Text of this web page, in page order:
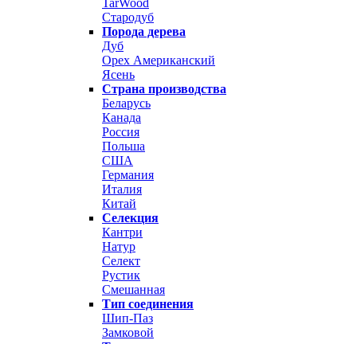
TarWood
Стародуб
Порода дерева
Дуб
Орех Американский
Ясень
Страна производства
Беларусь
Канада
Россия
Польша
США
Германия
Италия
Китай
Селекция
Кантри
Натур
Селект
Рустик
Смешанная
Тип соединения
Шип-Паз
Замковой